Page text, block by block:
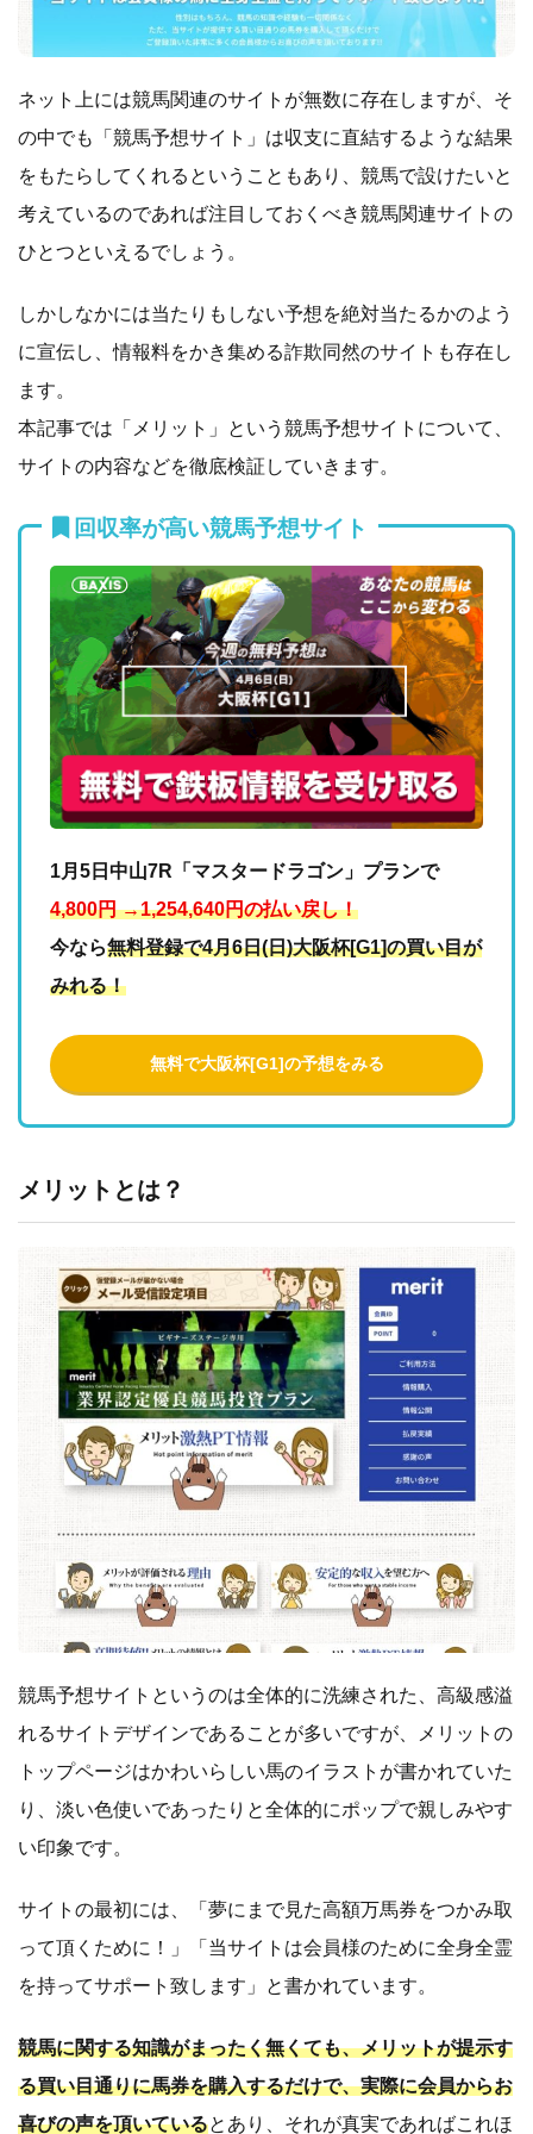
ネット上には競馬関連のサイトが無数に存在しますが、そ
の中でも「競馬予想サイト」は収支に直結するような結果
をもたらしてくれるということもあり、競馬で設けたいと
考えているのであれば注目しておくべき競馬関連サイトの
ひとつといえるでしょう。
しかしなかには当たりもしない予想を絶対当たるかのよう
に宣伝し、情報料をかき集める詐欺同然のサイトも存在し
ます。
本記事では「メリット」という競馬予想サイトについて、
サイトの内容などを徹底検証していきます。
回収率が高い競馬予想サイト
1月5日中山7R「マスタードラゴン」プランで
4,800円 →1,254,640円の払い戻し！
今なら無料登録で4月6日(日)大阪杯[G1]の買い目が
みれる！
無料で大阪杯[G1]の予想をみる
メリットとは？
競馬予想サイトというのは全体的に洗練された、高級感溢
れるサイトデザインであることが多いですが、メリットの
トップページはかわいらしい馬のイラストが書かれていた
り、淡い色使いであったりと全体的にポップで親しみやす
い印象です。
サイトの最初には、「夢にまで見た高額万馬券をつかみ取
って頂くために！」「当サイトは会員様のために全身全霊
を持ってサポート致します」と書かれています。
競馬に関する知識がまったく無くても、メリットが提示す
る買い目通りに馬券を購入するだけで、実際に会員からお
喜びの声を頂いているとあり、それが真実であればこれほ